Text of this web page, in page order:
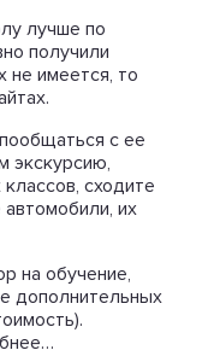
лучше по
получили
не имеется, то
с ее
экскурсию,
сходите
их
на обучение,
дополнительных